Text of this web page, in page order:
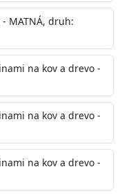
alebo Acrylic light
povrchy natreté
nátery
Primer 100% a
medzi 5°C až
MATNÁ, druh:
na kov a drevo -
na kov a drevo -
na kov a drevo -